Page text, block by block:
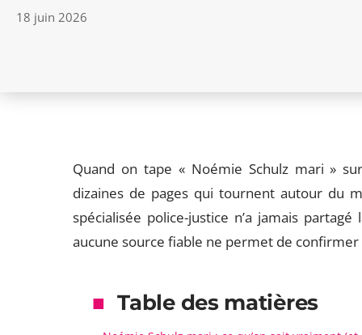
18 juin 2026
Quand on tape « Noémie Schulz mari »
dizaines de pages qui tournent autour du
spécialisée police-justice n’a jamais
aucune source fiable ne permet de
Table des matières